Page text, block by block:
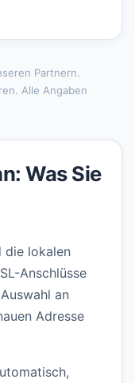
Partnern.
Alle Angaben
Was Sie
die lokalen
Anschlüsse
an
Adresse